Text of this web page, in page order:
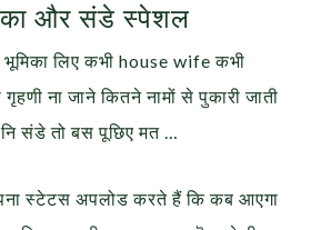
और संडे स्पेशल
भूमिका लिए कभी house wife कभी
ना जाने कितने नामों से पुकारी जाती
संडे तो बस पूछिए मत …
स्टेटस अपलोड करते हैं कि कब आएगा